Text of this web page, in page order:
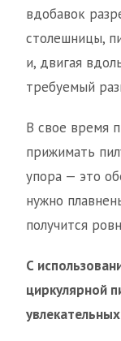
вдобавок
столешницы,
и, двигая
требуемый
В свое время
прижимать
упора — это
нужно
получится
С
циркулярной